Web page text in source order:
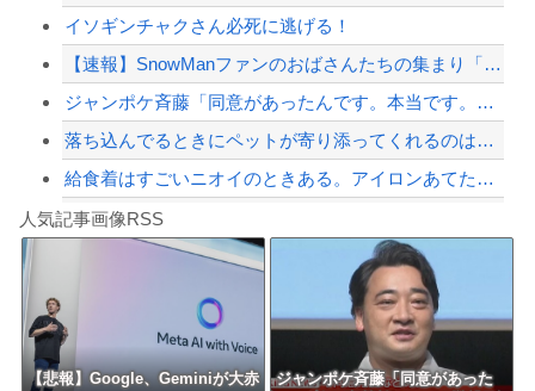
【緊急速報】NYで警官が黒人男性の首を絞め、暴動第二波不可避へ
Powered by livedoor 相互RSS
イソギンチャクさん必死に逃げる！
【速報】SnowManファンのおばさんたちの集まり「Snow Woman」、ライ...
ジャンポケ斉藤「同意があったんです。本当です。信じて下さい」 ←何でこの主張が通...
落ち込んでるときにペットが寄り添ってくれるのは本当になぐさめようとしてるの？
給食着はすごいニオイのときある。アイロンあてたときにむせ込むほどにクッッッサ！っ...
日本旅行キャンセルすべきか…1万年ぶり史上最大級の火山の兆し＝韓国の反応
更新中止のお知らせ
人気記事画像RSS
【悲報】Google、Geminiが大赤
ジャンポケ斉藤「同意があった